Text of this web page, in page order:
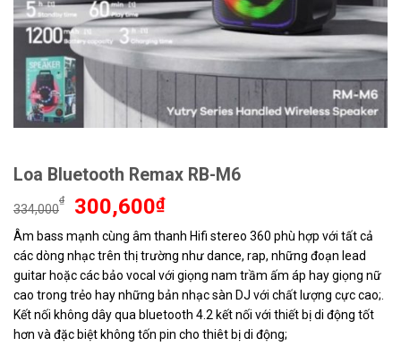
Loa Bluetooth Remax RB-M6
334,000
₫
Giá
là:
334,000₫.
300,600₫Giá
tại
là:
300,600₫.
Âm bass mạnh cùng âm thanh Hifi stereo 360 phù hợp với tất cả
các dòng nhạc trên thị trường như dance, rap, những đoạn lead
guitar hoặc các bảo vocal với giọng nam trầm ấm áp hay giọng nữ
cao trong trẻo hay những bản nhạc sàn DJ với chất lượng cực cao;.
Kết nối không dây qua bluetooth 4.2 kết nối với thiết bị di động tốt
hơn và đặc biệt không tốn pin cho thiêt bị di động;